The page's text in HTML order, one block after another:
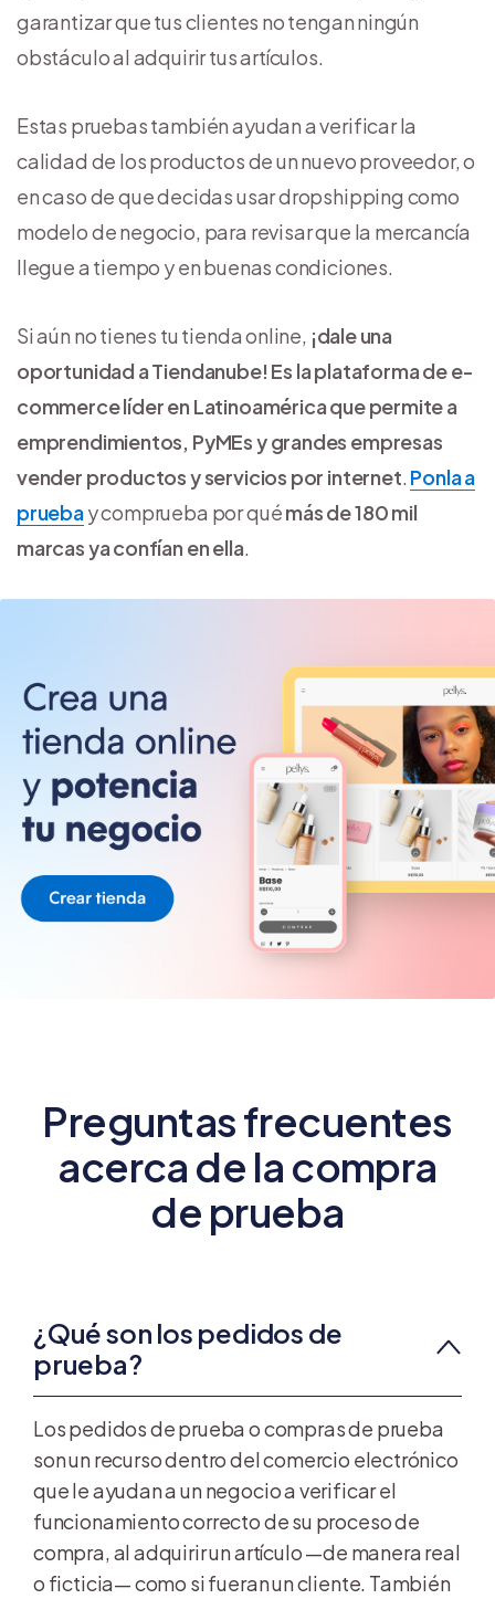
garantizar que tus clientes no tengan ningún
obstáculo al adquirir tus artículos.
Estas pruebas también ayudan a verificar la
calidad de los productos de un nuevo proveedor, o
en caso de que decidas usar dropshipping como
modelo de negocio, para revisar que la mercancía
llegue a tiempo y en buenas condiciones.
Si aún no tienes tu tienda online, ¡dale una
oportunidad a Tiendanube! Es la plataforma de e-
commerce líder en Latinoamérica que permite a
emprendimientos, PyMEs y grandes empresas
vender productos y servicios por internet. Ponla a
pruebay comprueba por quémás de 180 mil
marcas ya confían en ella.
Preguntas frecuentes
acerca de la compra
de prueba
¿Qué son los pedidos de
prueba?
Los pedidos de prueba o compras de prueba
son un recurso dentro del comercio electrónico
que le ayudan a un negocio a verificar el
funcionamiento correcto de su proceso de
compra, al adquirir un artículo —de manera real
o ficticia— como si fueran un cliente. También